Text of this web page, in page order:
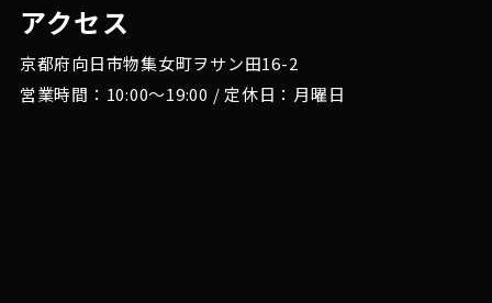
アクセス
京都府向日市物集女町ヲサン田16-2
営業時間：10:00～19:00 / 定休日：月曜日